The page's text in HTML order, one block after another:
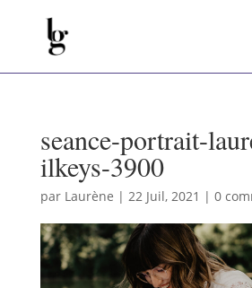
seance-portrait-
ilkeys-3900
par Laurène | 22 Juil, 2021 | 0